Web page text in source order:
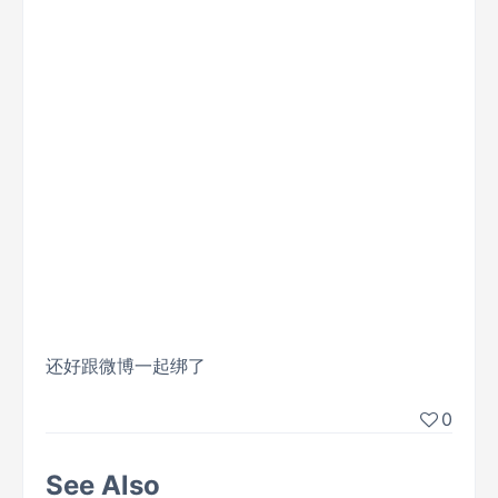
还好跟微博一起绑了
0
See Also